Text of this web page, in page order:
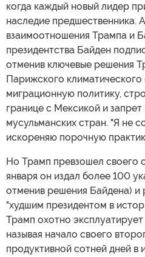
когда каждый новый лидер
наследие предшественника.
взаимоотношения Трампа и
президентства Байден
отменив ключевые решения
Парижского климатического
миграционную политику,
границе с Мексикой и запрет
мусульманских стран. "Я не
искореняю порочную
Но Трамп превзошел своего
января он издал более 100
отменив решения Байдена) и
"худшим президентом в
Трамп охотно
называя начало своего
продуктивной сотней дней